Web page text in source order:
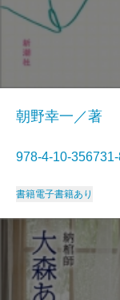
朝野幸一／著
978-4-10-
書籍電子書籍あり